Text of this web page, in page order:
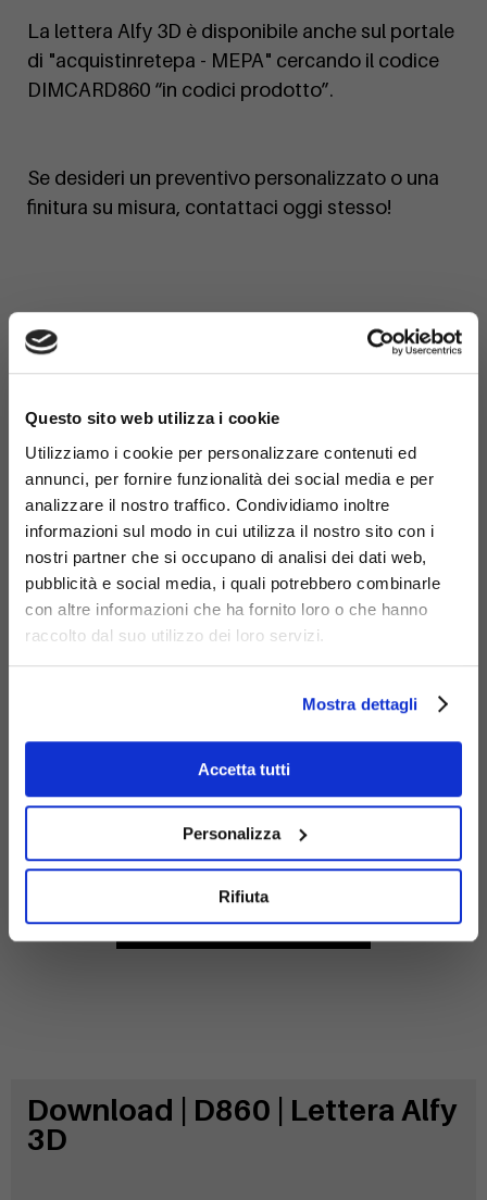
Questo sito web utilizza i cookie
Utilizziamo i cookie per personalizzare contenuti ed
annunci, per fornire funzionalità dei social media e per
analizzare il nostro traffico. Condividiamo inoltre
informazioni sul modo in cui utilizza il nostro sito con i
nostri partner che si occupano di analisi dei dati web,
pubblicità e social media, i quali potrebbero combinarle
con altre informazioni che ha fornito loro o che hanno
raccolto dal suo utilizzo dei loro servizi.
Mostra dettagli
Accetta tutti
Personalizza
Rifiuta
La lettera Alfy 3D è disponibile anche sul portale
di "acquistinretepa - MEPA" cercando il codice
DIMCARD860 “in codici prodotto”.
Se desideri un preventivo personalizzato o una
finitura su misura, contattaci oggi stesso!
Materiali
Download | D860 | Lettera Alfy
3D